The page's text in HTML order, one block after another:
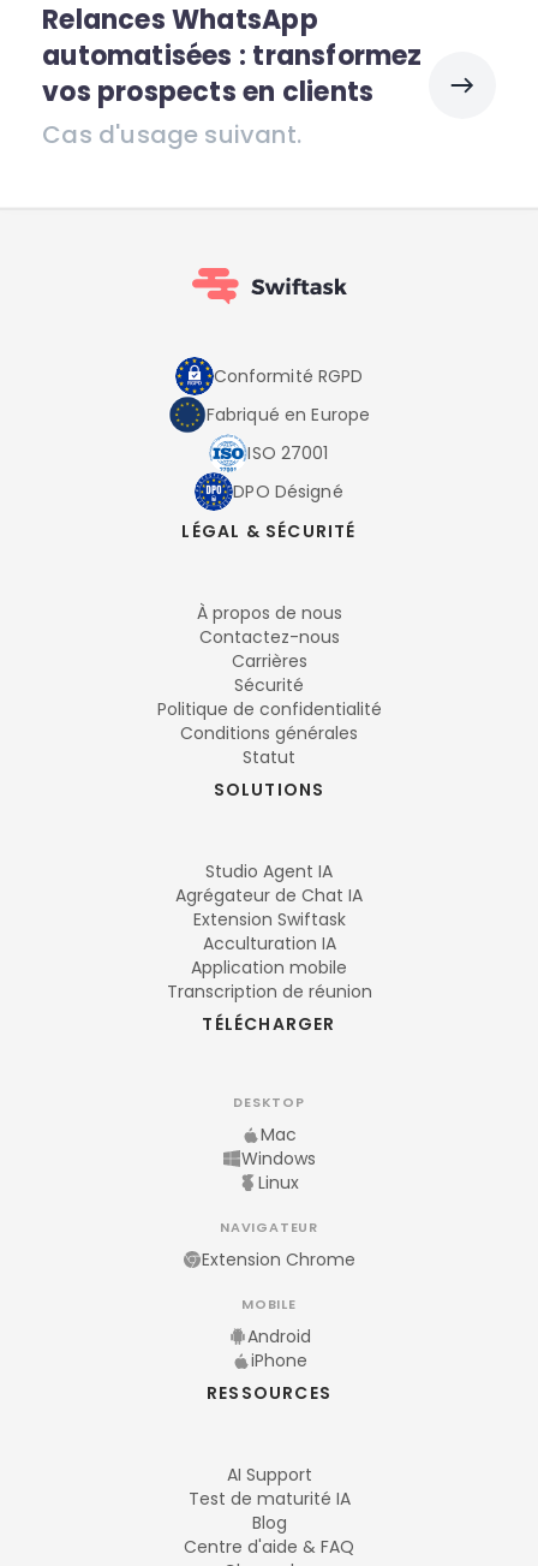
Relances WhatsApp
automatisées : transformez
vos prospects en clients
Cas d'usage suivant.
Conformité RGPD
Fabriqué en Europe
ISO 27001
DPO Désigné
LÉGAL & SÉCURITÉ
À propos de nous
Contactez-nous
Carrières
Sécurité
Politique de confidentialité
Conditions générales
Statut
SOLUTIONS
Studio Agent IA
Agrégateur de Chat IA
Extension Swiftask
Acculturation IA
Application mobile
Transcription de réunion
TÉLÉCHARGER
DESKTOP
Mac
Windows
Linux
NAVIGATEUR
Extension Chrome
MOBILE
Android
iPhone
RESSOURCES
AI Support
Test de maturité IA
Blog
Centre d'aide & FAQ